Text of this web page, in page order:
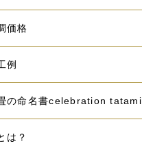
価格
例
畳の命名書celebration tatami
は？